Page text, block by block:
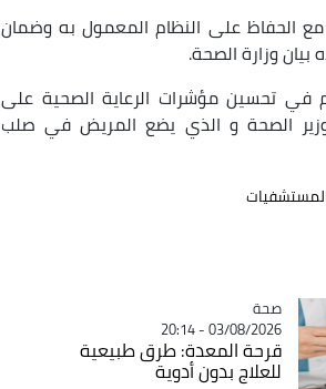
الحفاظ على النظام المعمول به وضمان
وزارة الصحة.
في تحسين مؤشرات الرعاية الصحية على
الصحة و الذي يضع المريض في صلب
Catégorie
صحة
03/08/2026 - 20:14
قرحة المعدة: طرق طبيعية
للعلاج بدون أدوية